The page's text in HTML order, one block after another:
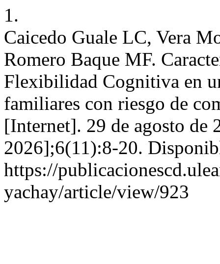
1.
Caicedo Guale LC, Vera
Romero Baque MF.
Flexibilidad Cognitiva en
familiares con riesgo de
[Internet]. 29 de agosto de
2026];6(11):8-20.
https://
yachay/article/view/923